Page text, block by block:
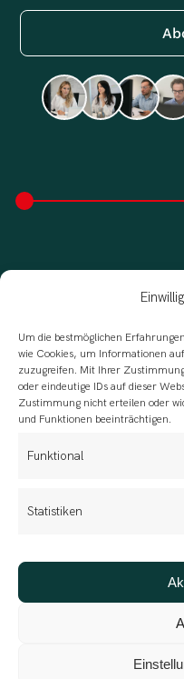
Um die bestmöglichen
wie Cookies, um Informationen
zuzugreifen. Mit Ihrer
oder eindeutige IDs auf dieser
Zustimmung nicht erteilen oder
und Funktionen beeinträchtigen.
Funktional
Statistiken
Für die Planung,
von